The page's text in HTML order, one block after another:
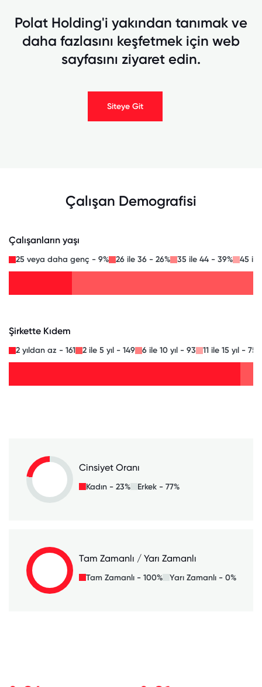
Polat Holding'i yakından tanımak ve
daha fazlasını keşfetmek için web
sayfasını ziyaret edin.
Siteye Git
Çalışan Demografisi
Çalışanların yaşı
25 veya daha genç - 9% 26 ile 36 - 26% 35 ile 44 - 39% 45 ile
Şirkette Kıdem
2 yıldan az - 161 2 ile 5 yıl - 149 6 ile 10 yıl - 93 11 ile 15 yıl - 75
Cinsiyet Oranı
Kadın - 23% Erkek - 77%
Tam Zamanlı / Yarı Zamanlı
Tam Zamanlı - 100% Yarı Zamanlı - 0%